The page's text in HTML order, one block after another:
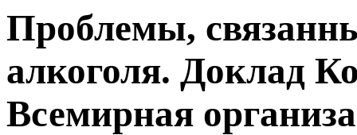
Проблемы,
алкоголя. Доклад
Всемирная